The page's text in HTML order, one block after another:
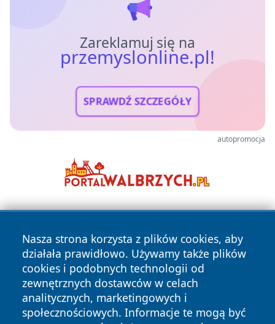
Zareklamuj się na
przemyslonline.pl!
SPRAWDŹ SZCZEGÓŁY
autopromocja
Nasza strona korzysta z plików cookies, aby
działała prawidłowo. Używamy także plików
cookies i podobnych technologii od
zewnętrznych dostawców w celach
analitycznych, marketingowych i
społecznościowych. Informacje te mogą być
Copyright © 2026 przemyslonline.pl Wszystkie prawa
zastrzeżone.